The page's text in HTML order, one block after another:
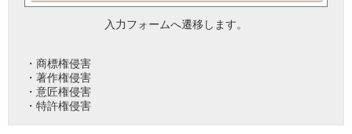
入力フォームへ遷移します。
・商標権侵害
・著作権侵害
・意匠権侵害
・特許権侵害